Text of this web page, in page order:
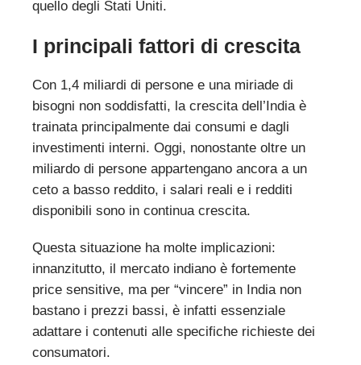
quello degli Stati Uniti.
I principali fattori di crescita
Con 1,4 miliardi di persone e una miriade di
bisogni non soddisfatti, la crescita dell’India è
trainata principalmente dai consumi e dagli
investimenti interni. Oggi, nonostante oltre un
miliardo di persone appartengano ancora a un
ceto a basso reddito, i salari reali e i redditi
disponibili sono in continua crescita.
Questa situazione ha molte implicazioni:
innanzitutto, il mercato indiano è fortemente
price sensitive, ma per “vincere” in India non
bastano i prezzi bassi, è infatti essenziale
adattare i contenuti alle specifiche richieste dei
consumatori.